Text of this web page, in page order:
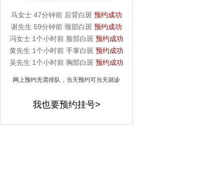
马女士 47分钟前 后背白斑 预约成功
谢先生 59分钟前 颈部白斑 预约成功
冯女士 1个小时前 脸部白斑 预约成功
黄先生 1个小时前 手掌白斑 预约成功
吴先生 1个小时前 胸部白斑 预约成功
网上预约无需排队，当天预约可当天就诊
我也要预约挂号>